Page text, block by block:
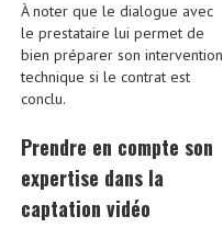
À noter que le dialogue avec
le prestataire lui permet de
bien préparer son intervention
technique si le contrat est
conclu.
Prendre en compte son
expertise dans la
captation vidéo